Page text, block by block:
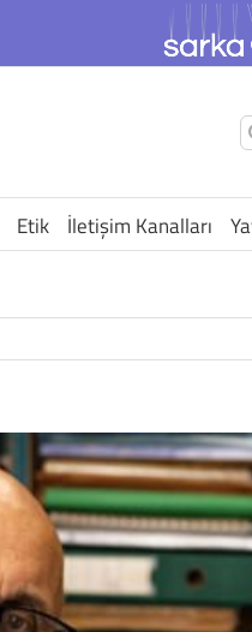
Etik İletişim Kanalları